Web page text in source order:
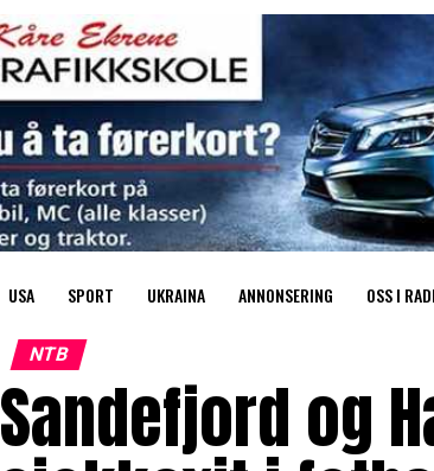
USA SPORT UKRAINA ANNONSERING OSS I
NTB
Sandefjord og